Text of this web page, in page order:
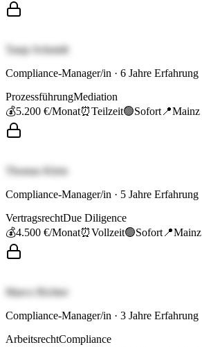
Tanja Schmidt
Compliance-Manager/in · 6 Jahre Erfahrung
ProzessführungMediation
💰5.200 €/Monat⏰Teilzeit🟢Sofort 📍Mainz
Thomas Klein
Compliance-Manager/in · 5 Jahre Erfahrung
VertragsrechtDue Diligence
💰4.500 €/Monat⏰Vollzeit🟢Sofort 📍Mainz
Marco Richter
Compliance-Manager/in · 3 Jahre Erfahrung
ArbeitsrechtCompliance